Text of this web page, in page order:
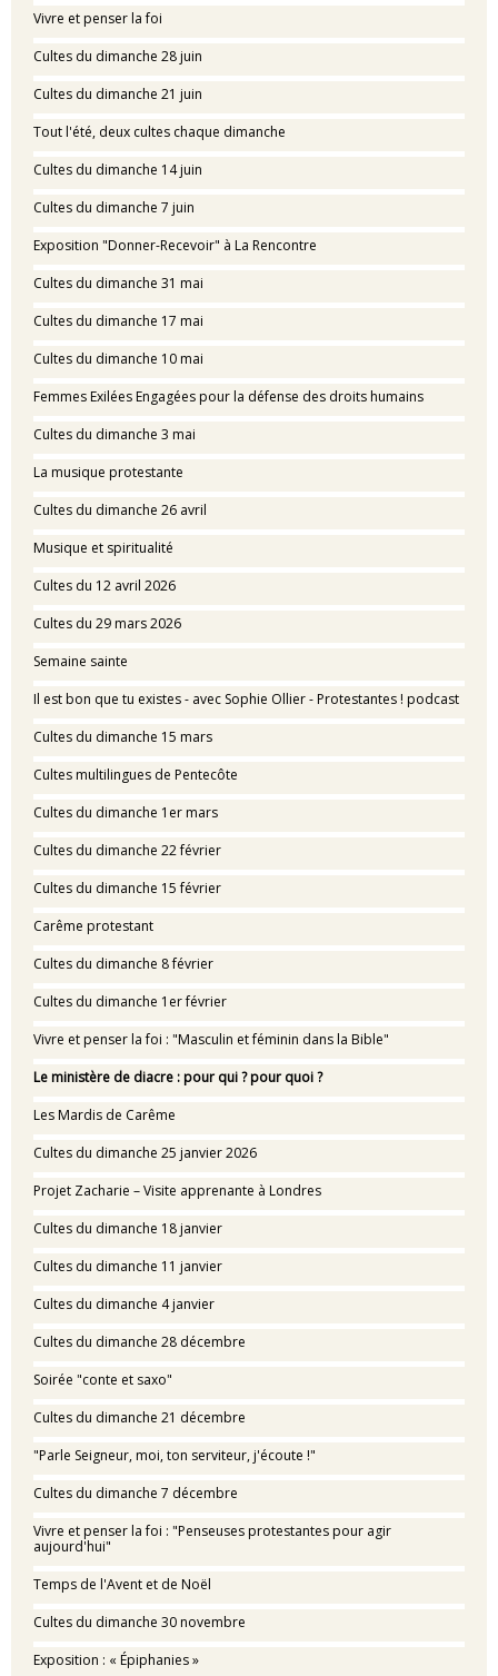
Vivre et penser la foi
Cultes du dimanche 28 juin
Cultes du dimanche 21 juin
Tout l'été, deux cultes chaque dimanche
Cultes du dimanche 14 juin
Cultes du dimanche 7 juin
Exposition "Donner-Recevoir" à La Rencontre
Cultes du dimanche 31 mai
Cultes du dimanche 17 mai
Cultes du dimanche 10 mai
Femmes Exilées Engagées pour la défense des droits humains
Cultes du dimanche 3 mai
La musique protestante
Cultes du dimanche 26 avril
Musique et spiritualité
Cultes du 12 avril 2026
Cultes du 29 mars 2026
Semaine sainte
Il est bon que tu existes - avec Sophie Ollier - Protestantes ! podcast
Cultes du dimanche 15 mars
Cultes multilingues de Pentecôte
Cultes du dimanche 1er mars
Cultes du dimanche 22 février
Cultes du dimanche 15 février
Carême protestant
Cultes du dimanche 8 février
Cultes du dimanche 1er février
Vivre et penser la foi : "Masculin et féminin dans la Bible"
Le ministère de diacre : pour qui ? pour quoi ?
Les Mardis de Carême
Cultes du dimanche 25 janvier 2026
Projet Zacharie – Visite apprenante à Londres
Cultes du dimanche 18 janvier
Cultes du dimanche 11 janvier
Cultes du dimanche 4 janvier
Cultes du dimanche 28 décembre
Soirée "conte et saxo"
Cultes du dimanche 21 décembre
"Parle Seigneur, moi, ton serviteur, j'écoute !"
Cultes du dimanche 7 décembre
Vivre et penser la foi : "Penseuses protestantes pour agir
aujourd'hui"
Temps de l'Avent et de Noël
Cultes du dimanche 30 novembre
Exposition : « Épiphanies »